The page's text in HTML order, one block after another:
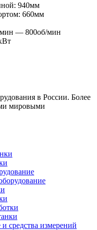
940мм
660мм
мин — 800об/мин
в России. Более
мировыми
средства измерений